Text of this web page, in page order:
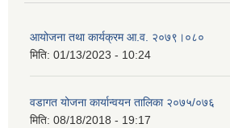
आयोजना तथा कार्यक्रम आ.व. २०७९।०८०
मिति: 01/13/2023 - 10:24
वडागत योजना कार्यान्वयन तालिका २०७५/०७६
मिति: 08/18/2018 - 19:17